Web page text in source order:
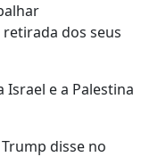
dos seus
Israel e a Palestina
disse no